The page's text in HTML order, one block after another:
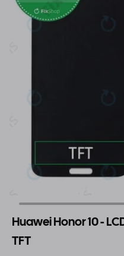
Huawei Honor 10 -
TFT